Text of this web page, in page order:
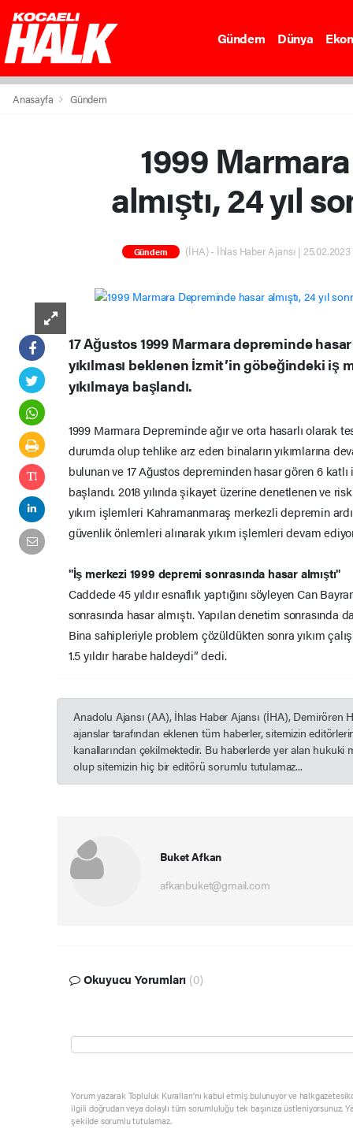
Gündem Dünya
Anasayfa Gündem
1999
almıştı, 24 yıl
Gündem (İHA) - İhlas Haber Ajansı |
17 Ağustos 1999 Marmara depreminde
yıkılması beklenen İzmit’in göbeğindeki iş
yıkılmaya başlandı.
1999 Marmara Depreminde ağır ve orta hasarlı olarak
durumda olup tehlike arz eden binaların yıkımlarına
bulunan ve 17 Ağustos depreminden hasar gören 6 katlı
başlandı. 2018 yılında şikayet üzerine denetlenen ve
yıkım işlemleri Kahramanmaraş merkezli depremin
güvenlik önlemleri alınarak yıkım işlemleri devam
"İş merkezi 1999 depremi sonrasında hasar almıştı"
Caddede 45 yıldır esnaflık yaptığını söyleyen Can
sonrasında hasar almıştı. Yapılan denetim sonrasında
Bina sahipleriyle problem çözüldükten sonra yıkım
1.5 yıldır harabe haldeydi” dedi.
Anadolu Ajansı (AA), İhlas Haber Ajansı (İHA), Demirören
ajanslar tarafından eklenen tüm haberler, sitemizin
kanallarından çekilmektedir. Bu haberlerde yer alan hukuki
olup sitemizin hiç bir editörü sorumlu tutulamaz...
Buket Afkan
afkanbuket@gmail.com
Okuyucu Yorumları (0)
Yorum yazarak Topluluk Kuralları’nı kabul etmiş bulunuyor ve
ilgili doğrudan veya dolaylı tüm sorumluluğu tek başınıza üstleniyorsunuz.
şekilde sorumlu tutulamaz.